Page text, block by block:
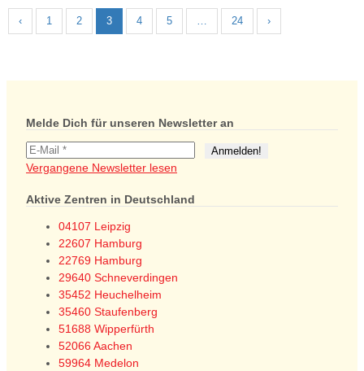
‹ 1 2 3 4 5 … 24 ›
Melde Dich für unseren Newsletter an
Vergangene Newsletter lesen
Aktive Zentren in Deutschland
04107 Leipzig
22607 Hamburg
22769 Hamburg
29640 Schneverdingen
35452 Heuchelheim
35460 Staufenberg
51688 Wipperfürth
52066 Aachen
59964 Medelon